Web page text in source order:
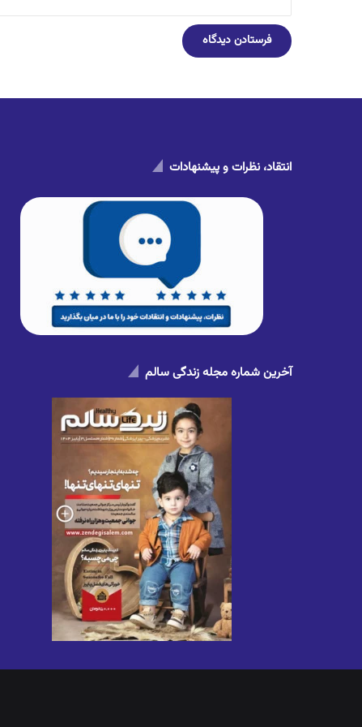
انتقاد، نظرات و پیشنهادات
آخرین شماره مجله زندگی سالم